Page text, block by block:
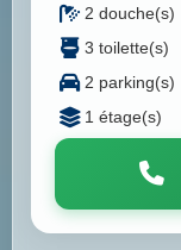
2 douche(s)
3 toilette(s)
2 parking(s)
1 étage(s)